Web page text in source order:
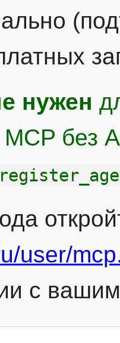
нужен
MCP без
user/
с